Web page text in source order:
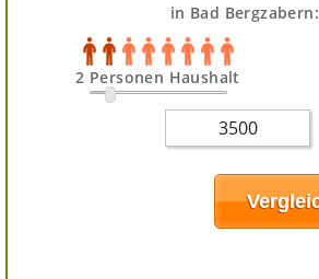
in Bad Bergzabern:
2 Personen Haushalt